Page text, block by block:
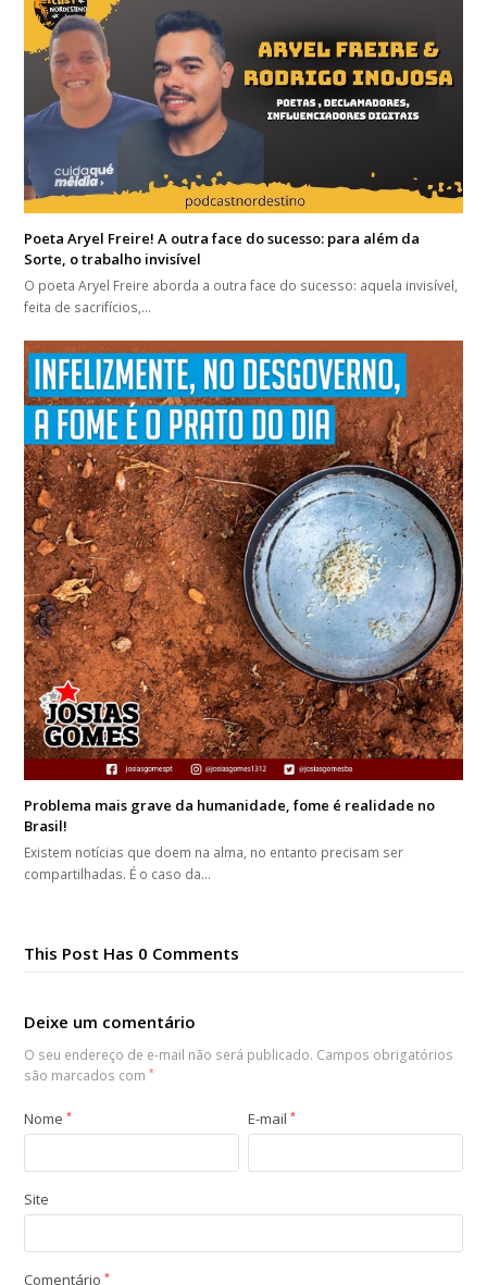
Poeta Aryel Freire! A outra face do sucesso: para além da
Sorte, o trabalho invisível
O poeta Aryel Freire aborda a outra face do sucesso: aquela invisível,
feita de sacrifícios,…
Problema mais grave da humanidade, fome é realidade no
Brasil!
Existem notícias que doem na alma, no entanto precisam ser
compartilhadas. É o caso da…
This Post Has 0 Comments
Deixe um comentário
O seu endereço de e-mail não será publicado. Campos obrigatórios
são marcados com*
Nome* E-mail*
Site
Comentário*